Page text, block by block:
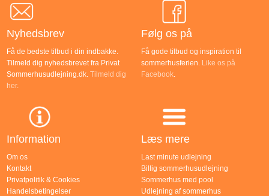
Nyhedsbrev
Få de bedste tilbud i din indbakke.
Tilmeld dig nyhedsbrevet fra Privat
Sommerhusudlejning.dk.Tilmeld dig
her.
Følg os på
Få gode tilbud og inspiration til
sommerhusferien. Like os på
Facebook.
Information
Om os
Kontakt
Privatpolitik & Cookies
Handelsbetingelser
Læs mere
Last minute udlejning
Billig sommerhusudlejning
Sommerhus med pool
Udlejning af sommerhus